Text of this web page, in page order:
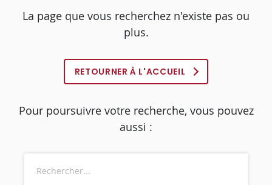
La page que vous recherchez n'existe pas ou
plus.
RETOURNER À L'ACCUEIL
Pour poursuivre votre recherche, vous pouvez
aussi :